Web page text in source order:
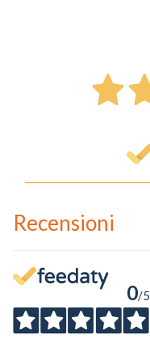
Recensioni
0/5